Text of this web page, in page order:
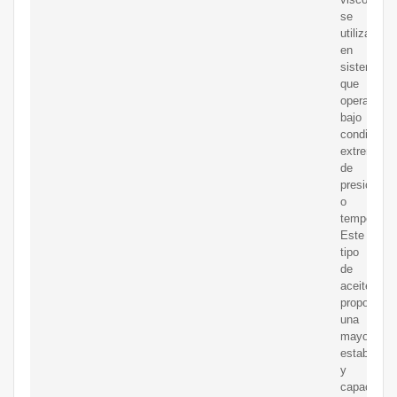
se
utiliza
en
sistemas
que
operan
bajo
extremas
de
presión
o
Este
tipo
de
aceite
una
mayor
estabilidad
y
capacidad